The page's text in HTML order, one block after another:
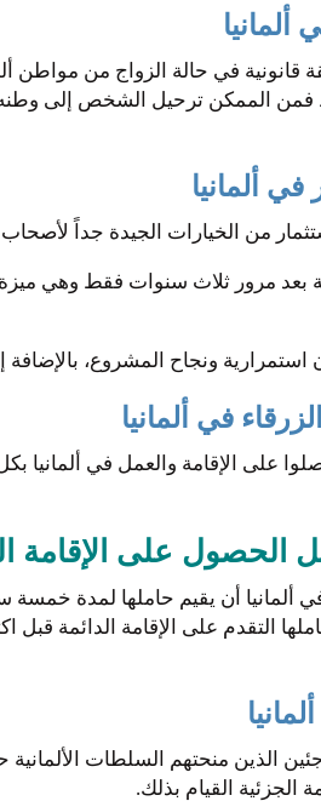
قانونية في حالة الزواج من
الممكن ترحيل الشخص إلى وطنه،
ألمانيا
من الخيارات الجيدة جداً
بعد مرور ثلاث سنوات فقط وهي
ونجاح المشروع، بالإضافة
في ألمانيا
على الإقامة والعمل في ألمانيا
الحصول على الإقامة
ألمانيا أن يقيم حاملها لمدة
التقدم على الإقامة الدائمة
الذين منحتهم السلطات
الجزئية القيام بذلك.